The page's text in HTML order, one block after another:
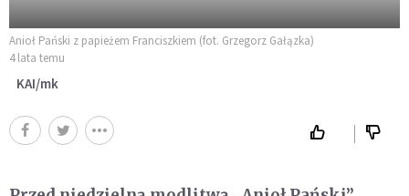
Anioł Pański z papieżem Franciszkiem (fot. Grzegorz Gałązka)
4 lata temu
KAI/mk